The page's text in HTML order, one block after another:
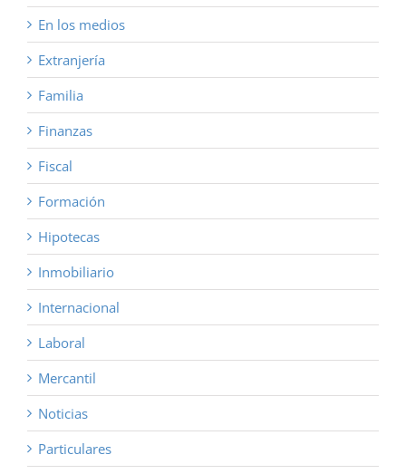
En los medios
Extranjería
Familia
Finanzas
Fiscal
Formación
Hipotecas
Inmobiliario
Internacional
Laboral
Mercantil
Noticias
Particulares